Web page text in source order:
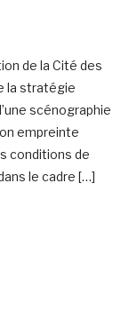
de la Cité des
la stratégie
scénographie
empreinte
conditions de
le cadre […]